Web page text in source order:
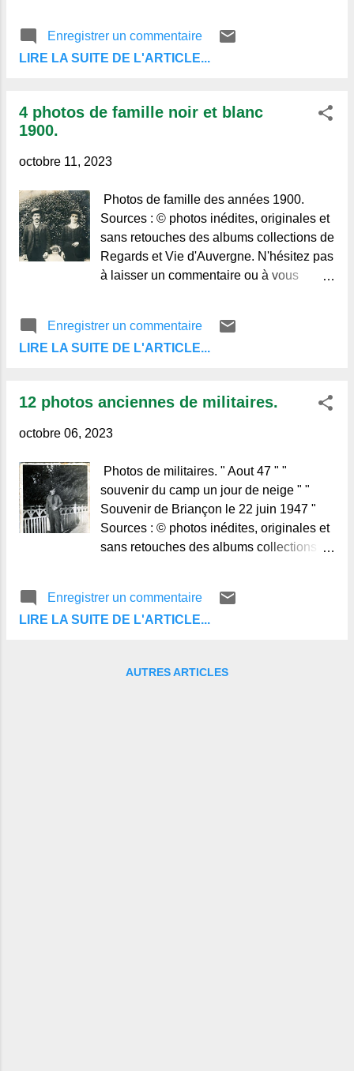
Merci de votre visite et à bientôt.
Enregistrer un commentaire
LIRE LA SUITE DE L'ARTICLE...
4 photos de famille noir et blanc
1900.
octobre 11, 2023
Photos de famille des années 1900.
Sources : © photos inédites, originales et
sans retouches des albums collections de
Regards et Vie d'Auvergne. N'hésitez pas
à laisser un commentaire ou à vous
bientôt.
Enregistrer un commentaire
LIRE LA SUITE DE L'ARTICLE...
12 photos anciennes de militaires.
octobre 06, 2023
Photos de militaires. " Aout 47 " "
souvenir du camp un jour de neige " "
Souvenir de Briançon le 22 juin 1947 "
Sources : © photos inédites, originales et
sans retouches des albums collections de
abonner aux publications du blog, au bas
des articles. Merci de votre visite et à
Enregistrer un commentaire
LIRE LA SUITE DE L'ARTICLE...
AUTRES ARTICLES